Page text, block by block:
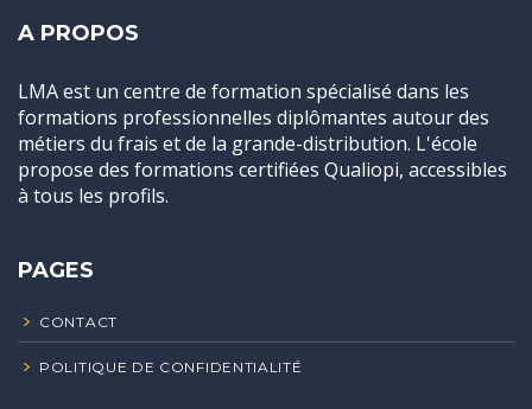
A PROPOS
LMA est un centre de formation spécialisé dans les
formations professionnelles diplômantes autour des
métiers du frais et de la grande-distribution. L'école
propose des formations certifiées Qualiopi, accessibles
à tous les profils.
PAGES
CONTACT
POLITIQUE DE CONFIDENTIALITÉ